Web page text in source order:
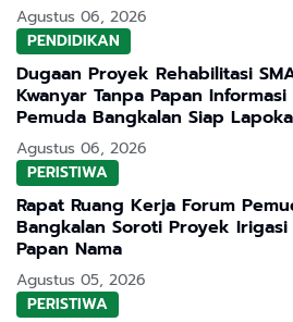
Agustus 06, 2026
PENDIDIKAN
Dugaan Proyek Rehabilitasi
Kwanyar Tanpa Papan
Pemuda Bangkalan Siap
Agustus 06, 2026
PERISTIWA
Rapat Ruang Kerja Forum
Bangkalan Soroti Proyek Irigasi
Papan Nama
Agustus 05, 2026
PERISTIWA